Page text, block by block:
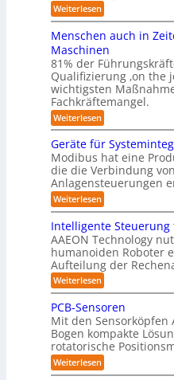
s
l
ö
s
u
n
g
e
n
s
y
s
t
e
m
f
ü
r
R
o
b
o
t
i
k
u
n
d
L
o
g
i
s
t
r
I
n
d
u
s
t
r
i
e
r
b
o
t
e
r
i
c
h
v
o
n
m
i
l
i
t
ä
r
i
s
c
h
e
r
B
o
d
e
n
r
o
o
t
i
k
a
t
i
o
n
e
n
-
S
c
h
w
i
ß
c
o
b
o
t
Weiterlesen:
P
ä
s
e
n
t
a
t
i
o
n
v
o
n
E
n
c
y
3
.
0
Menschen auch in
Maschinen
81% der
Qualifizierung ‚on the
wichtigsten
Fachkräftemangel.
Weiterlesen:
M
n
s
c
h
e
n
a
u
c
h
i
n
Z
e
i
t
e
n
v
o
n
Geräte für
Modibus hat eine
die die Verbindung
Anlagensteuerungen
Weiterlesen:
G
e
r
ä
t
e
f
ü
S
y
s
t
e
m
i
Intelligente
AAEON Technology
humanoiden Roboter
Aufteilung der
Weiterlesen:
I
t
e
l
i
g
PCB-Sensoren
Mit den Sensorköpfen
Bogen kompakte
rotatorische
Weiterlesen:
P